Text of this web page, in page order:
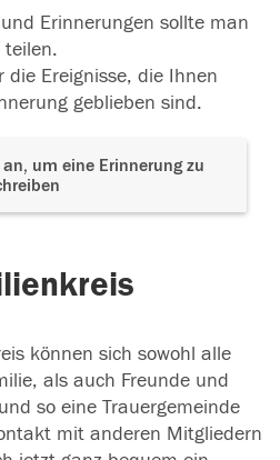
Erinnerungen sollte man
teilen.
die Ereignisse, die Ihnen
geblieben sind.
um eine Erinnerung zu
können sich sowohl alle
als auch Freunde und
so eine Trauergemeinde
mit anderen Mitgliedern